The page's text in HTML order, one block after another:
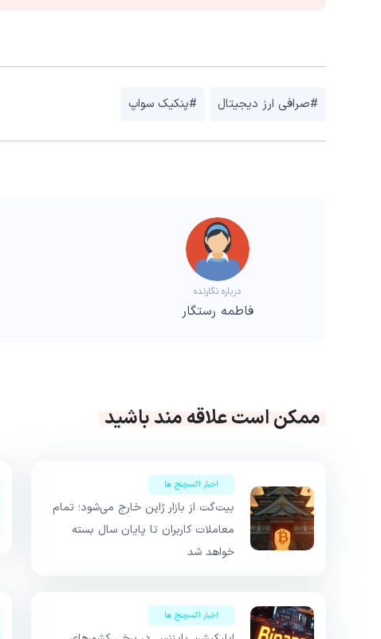
#صرافی ارز دیجیتال #پنکیک سواپ
درباره نگارنده
فاطمه رستگار
ممکن است علاقه مند باشید
اخبار اکسچنج ها
بیت‌گت از بازار ژاپن خارج می‌شود؛ تمام
معاملات کاربران تا پایان سال بسته
خواهد شد
اخبار اکسچنج ها